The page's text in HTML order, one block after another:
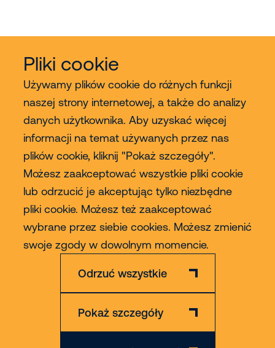
Pliki cookie
Używamy plików cookie do różnych funkcji
naszej strony internetowej, a także do analizy
danych użytkownika. Aby uzyskać więcej
informacji na temat używanych przez nas
plików cookie, kliknij "Pokaż szczegóły".
Możesz zaakceptować wszystkie pliki cookie
lub odrzucić je akceptując tylko niezbędne
pliki cookie. Możesz też zaakceptować
wybrane przez siebie cookies. Możesz zmienić
swoje zgody w dowolnym momencie.
Odrzuć wszystkie
Pokaż szczegóły
Usługi
Sprzedaż
Contact
Więcej